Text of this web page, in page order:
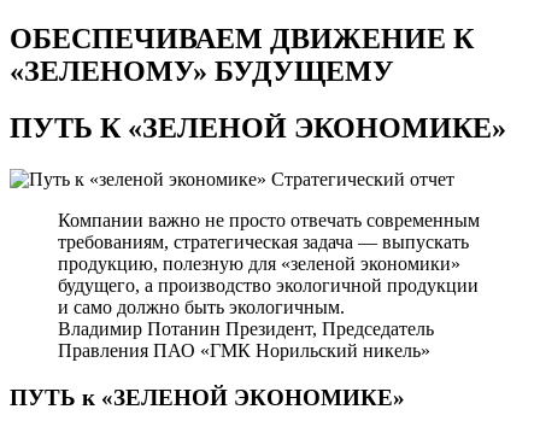
ОБЕСПЕЧИВАЕМ ДВИЖЕНИЕ К
«ЗЕЛЕНОМУ» БУДУЩЕМУ
ПУТЬ К«ЗЕЛЕНОЙ ЭКОНОМИКЕ»
Стратегический отчет
Компании важно не просто отвечать современным
требованиям, стратегическая задача — выпускать
продукцию, полезную для «зеленой экономики»
будущего, а производство экологичной продукции
и само должно быть экологичным.
Владимир Потанин Президент, Председатель
Правления ПАО «ГМК Норильский никель»
ПУТЬ к «ЗЕЛЕНОЙ ЭКОНОМИКЕ»